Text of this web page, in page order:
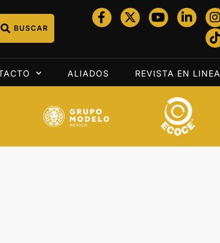
BUSCAR
ALIADOS REVISTA EN LINEA